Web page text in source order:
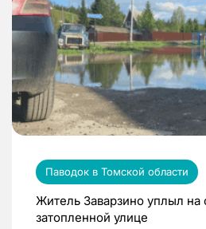
Паводок в Томской области
Житель Заварзино уплыл на
затопленной улице